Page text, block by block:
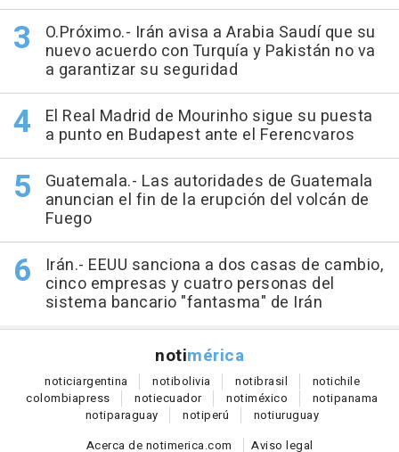
O.Próximo.- Irán avisa a Arabia Saudí que su
nuevo acuerdo con Turquía y Pakistán no va
a garantizar su seguridad
El Real Madrid de Mourinho sigue su puesta
a punto en Budapest ante el Ferencvaros
Guatemala.- Las autoridades de Guatemala
anuncian el fin de la erupción del volcán de
Fuego
Irán.- EEUU sanciona a dos casas de cambio,
cinco empresas y cuatro personas del
sistema bancario "fantasma" de Irán
notimérica
noticiargentina notibolivia notibrasil notichile
colombiapress notiecuador notiméxico notipanama
notiparaguay notiperú notiuruguay
Acerca de notimerica.com
Aviso legal